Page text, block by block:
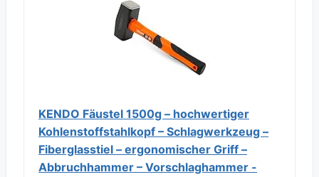
KENDO Fäustel 1500g – hochwertiger
Kohlenstoffstahlkopf – Schlagwerkzeug –
Fiberglasstiel – ergonomischer Griff –
Abbruchhammer – Vorschlaghammer -